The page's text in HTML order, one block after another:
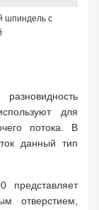
шпиндель с
для
потока. В
данный тип
представляет
отверстием,